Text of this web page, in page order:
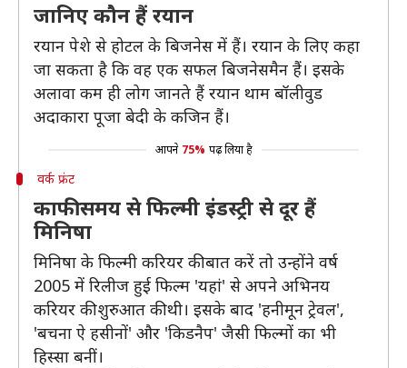
जानिए कौन हैं रयान
रयान पेशे से होटल के बिजनेस में हैं। रयान के लिए कहा
जा सकता है कि वह एक सफल बिजनेसमैन हैं। इसके
अलावा कम ही लोग जानते हैं रयान थाम बॉलीवुड
अदाकारा पूजा बेदी के कजिन हैं।
आपने 75% पढ़ लिया है
वर्क फ्रंट
काफी समय से फिल्मी इंडस्ट्री से दूर हैं
मिनिषा
मिनिषा के फिल्मी करियर की बात करें तो उन्होंने वर्ष
2005 में रिलीज हुई फिल्म 'यहां' से अपने अभिनय
करियर की शुरुआत की थी। इसके बाद 'हनीमून ट्रेवल',
'बचना ऐ हसीनों' और 'किडनैप' जैसी फिल्मों का भी
हिस्सा बनीं।